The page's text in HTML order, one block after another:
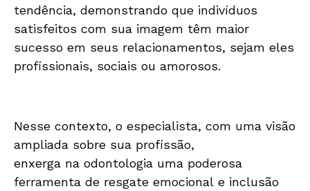
tendência, demonstrando que indivíduos
satisfeitos com sua imagem têm maior
sucesso em seus relacionamentos, sejam eles
profissionais, sociais ou amorosos.
Nesse contexto, o especialista, com uma visão
ampliada sobre sua profissão,
enxerga na odontologia uma poderosa
ferramenta de resgate emocional e inclusão